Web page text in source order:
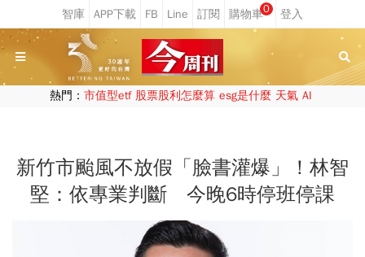
0
熱門： 市值型etf 股票股利怎麼算 esg是什麼 天氣 AI
新竹市颱風不放假「臉書灌爆」！林智
堅：依專業判斷 今晚6時停班停課